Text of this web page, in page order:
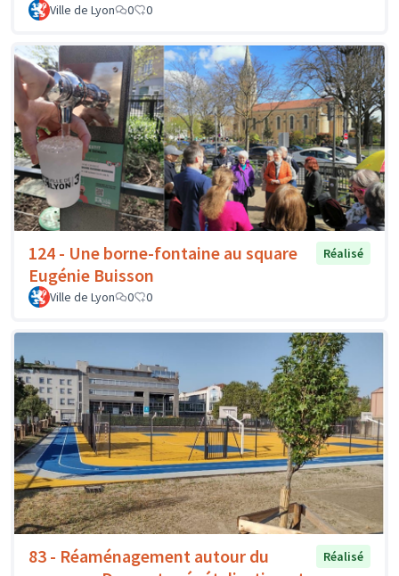
Ville de Lyon 0 0
124 - Une borne-fontaine au square
Eugénie Buisson
Réalisé
Ville de Lyon 0 0
83 - Réaménagement autour du
Réalisé